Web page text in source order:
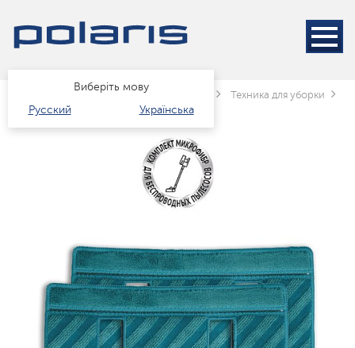
Виберіть мову
Русский
Українська
Каталог Техніка для дому Техника для уборки